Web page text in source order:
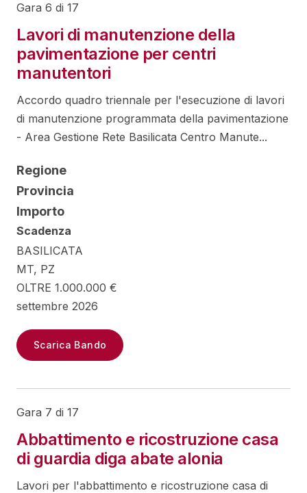
Gara 6 di 17
Lavori di manutenzione della
pavimentazione per centri
manutentori
Accordo quadro triennale per l'esecuzione di lavori
di manutenzione programmata della pavimentazione
- Area Gestione Rete Basilicata Centro Manute...
Regione
Provincia
Importo
Scadenza
BASILICATA
MT, PZ
OLTRE 1.000.000 €
settembre 2026
Scarica Bando
Gara 7 di 17
Abbattimento e ricostruzione casa
di guardia diga abate alonia
Lavori per l'abbattimento e ricostruzione casa di